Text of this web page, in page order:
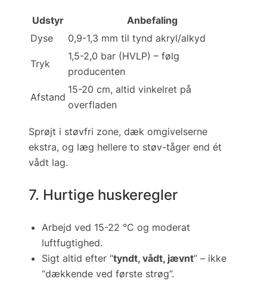
Udstyr
Anbefaling
Dyse
0,9-1,3 mm til tynd akryl/alkyd
Tryk
1,5-2,0 bar (HVLP) – følg
producenten
Afstand
15-20 cm, altid vinkelret på
overfladen
Sprøjt i støvfri zone, dæk omgivelserne
ekstra, og læg hellere to støv-tåger end ét
vådt lag.
7. Hurtige huskeregler
Arbejd ved 15-22 °C og moderat
luftfugtighed.
Sigt altid efter “tyndt, vådt, jævnt” – ikke
“dækkende ved første strøg”.